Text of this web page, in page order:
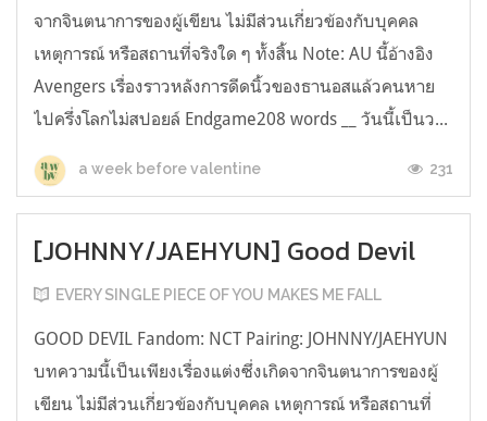
จากจินตนาการของผู้เขียน ไม่มีส่วนเกี่ยวข้องกับบุคคล
เหตุการณ์ หรือสถานที่จริงใด ๆ ทั้งสิ้น Note: AU นี้อ้างอิง
Avengers เรื่องราวหลังการดีดนิ้วของธานอสแล้วคนหาย
ไปครึ่งโลกไม่สปอยล์ Endgame208 words __ วันนี้เป็นว...
a week before valentine 231
[JOHNNY/JAEHYUN] Good Devil
EVERY SINGLE PIECE OF YOU MAKES ME FALL
GOOD DEVIL Fandom: NCT Pairing: JOHNNY/JAEHYUN
บทความนี้เป็นเพียงเรื่องแต่งซึ่งเกิดจากจินตนาการของผู้
เขียน ไม่มีส่วนเกี่ยวข้องกับบุคคล เหตุการณ์ หรือสถานที่